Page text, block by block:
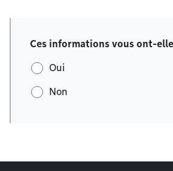
Ces informations vous ont-
Oui
Non